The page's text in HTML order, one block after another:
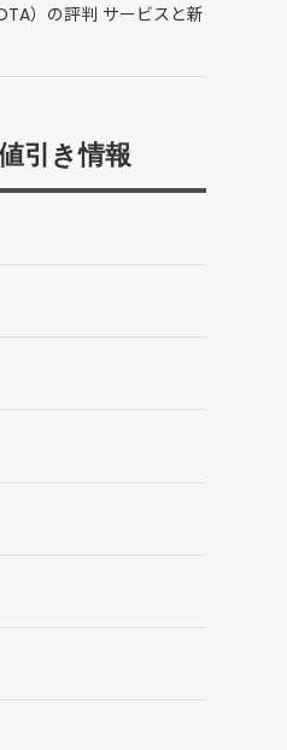
）の評判 サービスと新
引き情報